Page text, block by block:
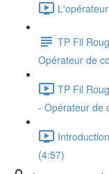
TP Fil
Opérateur de
TP Fil
- Opérateur de
(4:57)